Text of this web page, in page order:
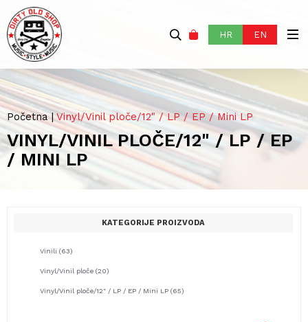
HR EN
Početna|Vinyl/Vinil ploče/12" / LP / EP / Mini LP
VINYL/VINIL PLOČE/12" / LP / EP
/ MINI LP
KATEGORIJE PROIZVODA
Vinili (63)
Vinyl/Vinil ploče (20)
Vinyl/Vinil ploče/12" / LP / EP / Mini LP (65)